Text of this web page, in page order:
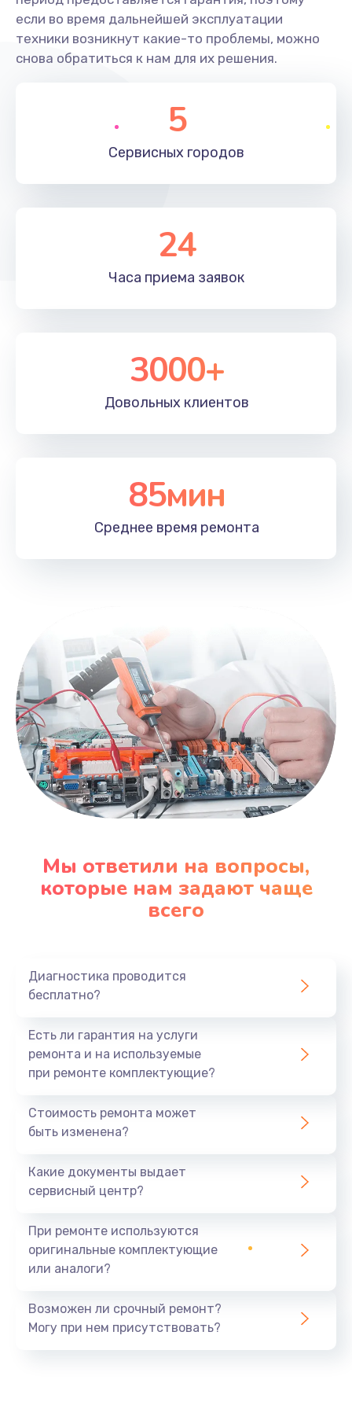
если во время дальнейшей эксплуатации
техники возникнут какие-то проблемы, можно
снова обратиться к нам для их решения.
5
Сервисных городов
24
Часа приема заявок
3000+
Довольных клиентов
85мин
Среднее время ремонта
Мы ответили на вопросы,
которые нам задают чаще
всего
Диагностика проводится
бесплатно?
Есть ли гарантия на услуги
ремонта и на используемые
при ремонте комплектующие?
Стоимость ремонта может
быть изменена?
Какие документы выдает
сервисный центр?
При ремонте используются
оригинальные комплектующие
или аналоги?
Возможен ли срочный ремонт?
Могу при нем присутствовать?